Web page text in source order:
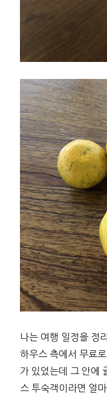
나는 여행 일정을 정
하우스 측에서 무료
가 있었는데 그 안에
스 투숙객이라면 얼